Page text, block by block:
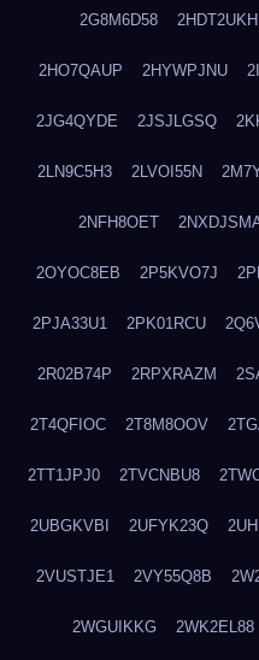
2G8M6D58 2HDT2UKH
2HO7QAUP 2HYWPJNU
2JG4QYDE 2JSJLGSQ
2LN9C5H3 2LVOI55N
2NFH8OET
2OYOC8EB 2P5KVO7J
2PJA33U1 2PK01RCU
2R02B74P 2RPXRAZM
2T4QFIOC 2T8M8OOV
2TT1JPJ0 2TVCNBU8
2UBGKVBI 2UFYK23Q
2VUSTJE1 2VY55Q8B
2WGUIKKG 2WK2EL88